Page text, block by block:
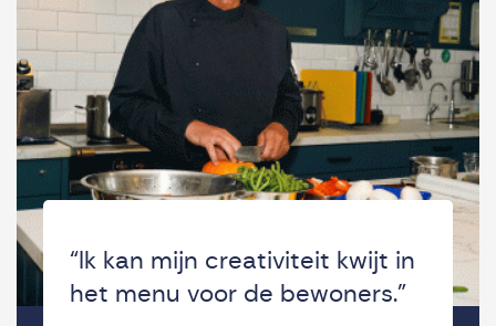
“Ik kan mijn creativiteit kwijt in
het menu voor de bewoners.”